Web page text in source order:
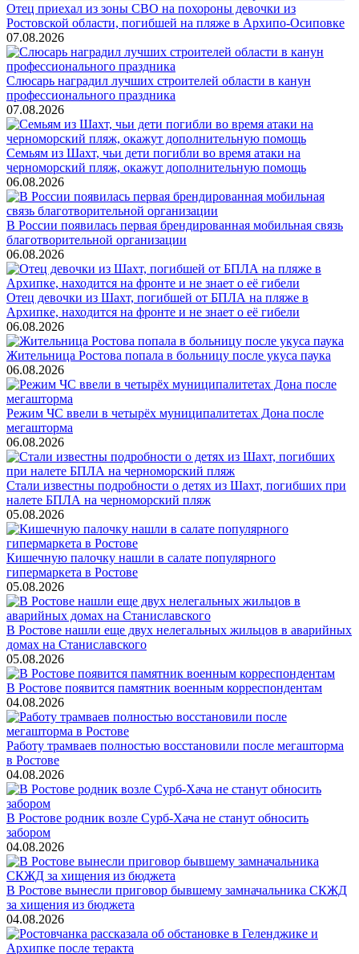
Отец приехал из зоны СВО на похороны девочки из
Ростовской области, погибшей на пляже в Архипо-Осиповке
07.08.2026
Слюсарь наградил лучших строителей области в канун
профессионального праздника
07.08.2026
Семьям из Шахт, чьи дети погибли во время атаки на
черноморский пляж, окажут дополнительную помощь
06.08.2026
В России появилась первая брендированная мобильная связь
благотворительной организации
06.08.2026
Отец девочки из Шахт, погибшей от БПЛА на пляже в
Архипке, находится на фронте и не знает о её гибели
06.08.2026
Жительница Ростова попала в больницу после укуса паука
06.08.2026
Режим ЧС ввели в четырёх муниципалитетах Дона после
мегашторма
06.08.2026
Стали известны подробности о детях из Шахт, погибших при
налете БПЛА на черноморский пляж
05.08.2026
Кишечную палочку нашли в салате популярного
гипермаркета в Ростове
05.08.2026
В Ростове нашли еще двух нелегальных жильцов в аварийных
домах на Станиславского
05.08.2026
В Ростове появится памятник военным корреспондентам
04.08.2026
Работу трамваев полностью восстановили после мегашторма
в Ростове
04.08.2026
В Ростове родник возле Сурб-Хача не станут обносить
забором
04.08.2026
В Ростове вынесли приговор бывшему замначальника СКЖД
за хищения из бюджета
04.08.2026